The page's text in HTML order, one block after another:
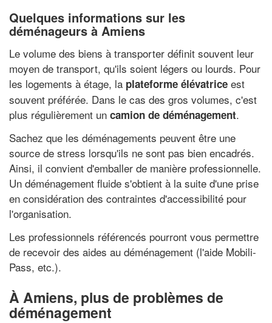
Quelques informations sur les
déménageurs à Amiens
Le volume des biens à transporter définit souvent leur
moyen de transport, qu'ils soient légers ou lourds. Pour
les logements à étage, la plateforme élévatrice est
souvent préférée. Dans le cas des gros volumes, c'est
plus régulièrement un camion de déménagement.
Sachez que les déménagements peuvent être une
source de stress lorsqu'ils ne sont pas bien encadrés.
Ainsi, il convient d'emballer de manière professionnelle.
Un déménagement fluide s'obtient à la suite d'une prise
en considération des contraintes d'accessibilité pour
l'organisation.
Les professionnels référencés pourront vous permettre
de recevoir des aides au déménagement (l'aide Mobili-
Pass, etc.).
À Amiens, plus de problèmes de
déménagement